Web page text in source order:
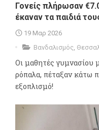
Γονείς πλήρωσαν
έκαναν τα παιδιά
19 Μαρ 2026
Βανδαλισμός
Οι μαθητές γυμνασίου
ρόπαλα, πέταξαν κάτω
εξοπλισμό!